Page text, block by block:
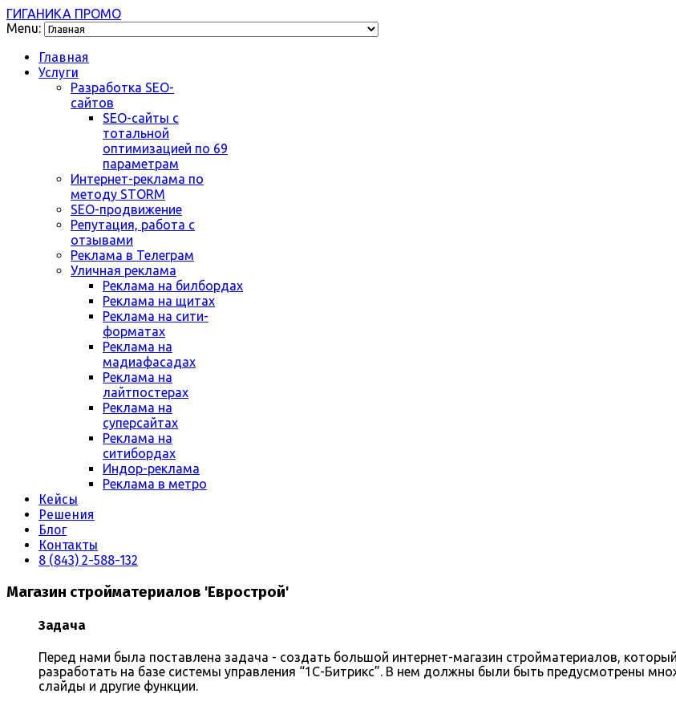
ГИГАНИКА ПРОМО
Menu:
Главная
Услуги
Разработка SEO-
сайтов
SEO-сайты с
тотальной
оптимизацией по 69
параметрам
Интернет-реклама по
методу STORM
SEO-продвижение
Репутация, работа с
отзывами
Реклама в Телеграм
Уличная реклама
Реклама на билбордах
Реклама на щитах
Реклама на сити-
форматах
Реклама на
мадиафасадах
Реклама на
лайтпостерах
Реклама на
суперсайтах
Реклама на
ситибордах
Индор-реклама
Реклама в метро
Кейсы
Решения
Блог
Контакты
8 (843) 2-588-132
Магазин стройматериалов 'Еврострой'
Задача
Перед нами была поставлена задача - создать большой интернет-магазин стройматериалов,
разработать на базе системы управления “1С-Битрикс”. В нем должны были быть предусмотрены
слайды и другие функции.